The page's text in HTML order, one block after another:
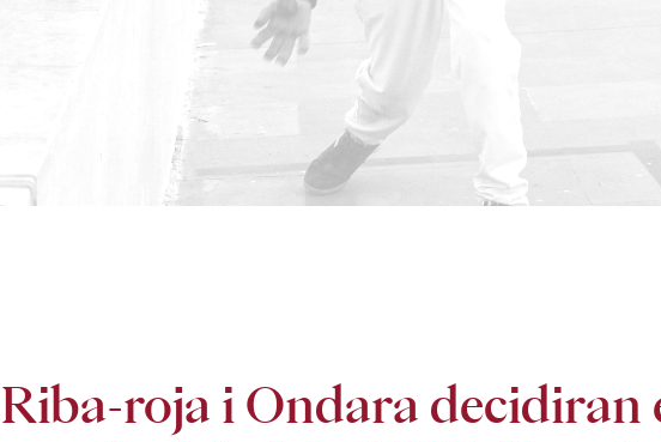
Riba-roja i Ondara decidiran